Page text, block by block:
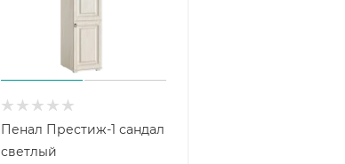
Пенал Престиж-1 сандал
светлый